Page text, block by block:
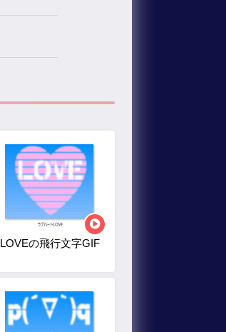
LOVEの飛行文字GIF